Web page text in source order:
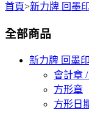
首頁>新力牌 回墨
全部商品
新力牌 回墨
會計章
方形章
方形日